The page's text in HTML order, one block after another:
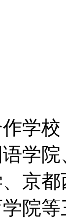
学校
学
京
院